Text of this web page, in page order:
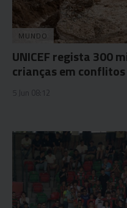
MUNDO
UNICEF regista 300
crianças em
5 Jun 08:12